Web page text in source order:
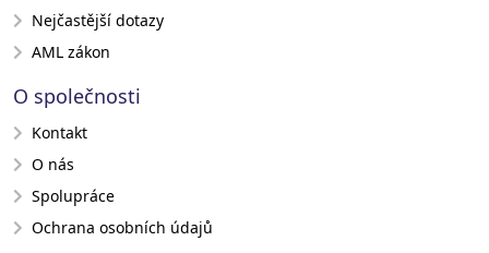
Nejčastější dotazy
AML zákon
O společnosti
Kontakt
O nás
Spolupráce
Ochrana osobních údajů